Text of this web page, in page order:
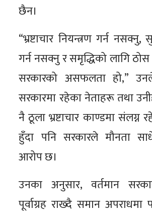
छैन।
“भ्रष्टाचार नियन्त्रण गर्न
गर्न नसक्नु र समृद्धिको लागि
सरकारको असफलता हो,”
सरकारमा रहेका नेताहरू तथा
नै ठूला भ्रष्टाचार काण्डमा संलग्न
हुँदा पनि सरकारले मौनता
आरोप छ।
उनका अनुसार, वर्तमान
पूर्वाग्रह राख्दै समान अपराधमा